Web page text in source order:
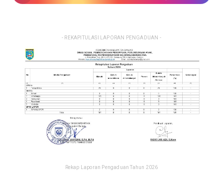
- REKAPITULASI LAPORAN PENGADUAN -
Rekap Laporan Pengaduan Tahun 2026